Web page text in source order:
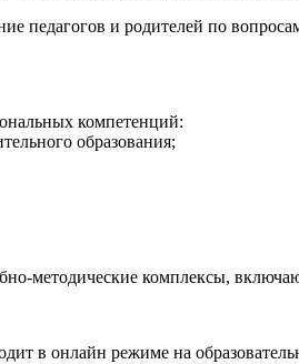
педагогов и родителей по
компетенций:
образования;
методические комплексы,
в онлайн режиме на